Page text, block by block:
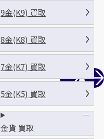
9金(K9) 買取
8金(K8) 買取
7金(K7) 買取
5金(K5) 買取
金貨 買取